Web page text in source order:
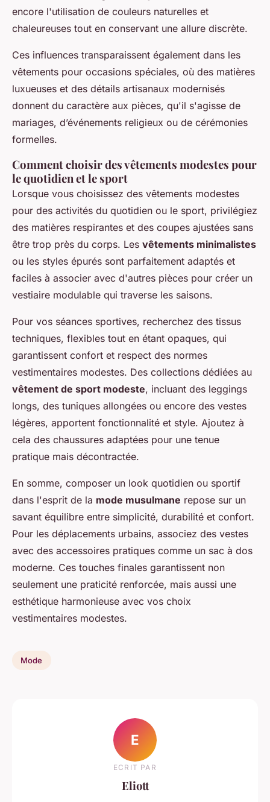
encore l'utilisation de couleurs naturelles et
chaleureuses tout en conservant une allure discrète.
Ces influences transparaissent également dans les
vêtements pour occasions spéciales, où des matières
luxueuses et des détails artisanaux modernisés
donnent du caractère aux pièces, qu'il s'agisse de
mariages, d’événements religieux ou de cérémonies
formelles.
Comment choisir des vêtements modestes pour
le quotidien et le sport
Lorsque vous choisissez des vêtements modestes
pour des activités du quotidien ou le sport, privilégiez
des matières respirantes et des coupes ajustées sans
être trop près du corps. Les vêtements minimalistes
ou les styles épurés sont parfaitement adaptés et
faciles à associer avec d'autres pièces pour créer un
vestiaire modulable qui traverse les saisons.
Pour vos séances sportives, recherchez des tissus
techniques, flexibles tout en étant opaques, qui
garantissent confort et respect des normes
vestimentaires modestes. Des collections dédiées au
vêtement de sport modeste, incluant des leggings
longs, des tuniques allongées ou encore des vestes
légères, apportent fonctionnalité et style. Ajoutez à
cela des chaussures adaptées pour une tenue
pratique mais décontractée.
En somme, composer un look quotidien ou sportif
dans l'esprit de la mode musulmane repose sur un
savant équilibre entre simplicité, durabilité et confort.
Pour les déplacements urbains, associez des vestes
avec des accessoires pratiques comme un sac à dos
moderne. Ces touches finales garantissent non
seulement une praticité renforcée, mais aussi une
esthétique harmonieuse avec vos choix
vestimentaires modestes.
Mode
E
ECRIT PAR
Eliott